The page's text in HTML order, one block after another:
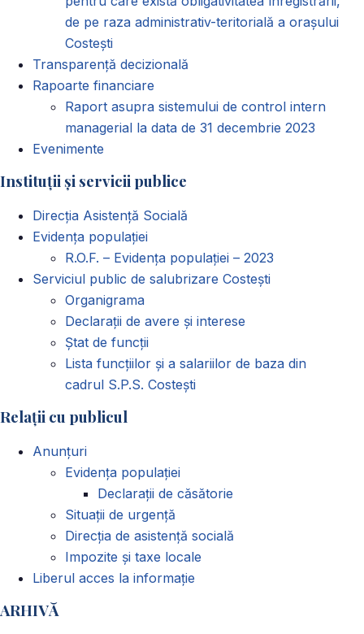
de pe raza administrativ-teritorială a orașului
Costești
Transparență decizională
Rapoarte financiare
Raport asupra sistemului de control intern
managerial la data de 31 decembrie 2023
Evenimente
Instituții și servicii publice
Direcția Asistență Socială
Evidența populației
R.O.F. – Evidența populației – 2023
Serviciul public de salubrizare Costești
Organigrama
Declarații de avere și interese
Ștat de funcții
Lista funcțiilor și a salariilor de baza din
cadrul S.P.S. Costești
Relații cu publicul
Anunțuri
Evidența populației
Declarații de căsătorie
Situații de urgență
Direcția de asistență socială
Impozite și taxe locale
Liberul acces la informație
ARHIVĂ